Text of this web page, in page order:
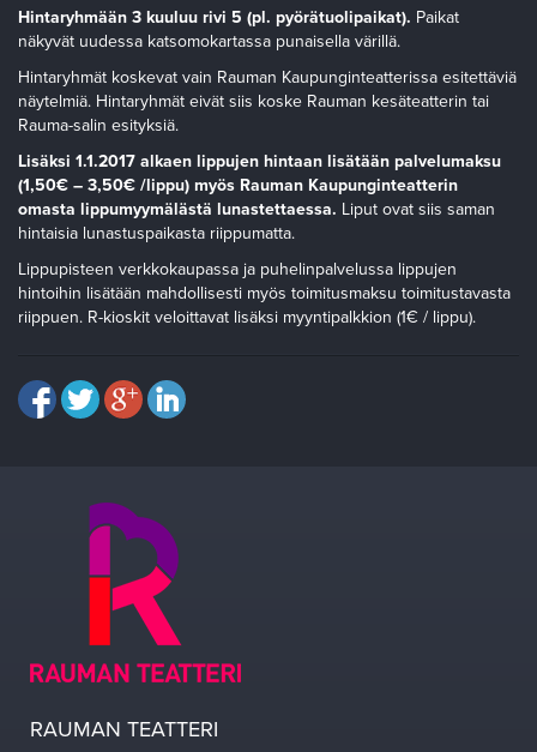
Hintaryhmään 3 kuuluu rivi 5 (pl. pyörätuolipaikat). Paikat
näkyvät uudessa katsomokartassa punaisella värillä.
Hintaryhmät koskevat vain Rauman Kaupunginteatterissa esitettäviä
näytelmiä. Hintaryhmät eivät siis koske Rauman kesäteatterin tai
Rauma-salin esityksiä.
Lisäksi 1.1.2017 alkaen lippujen hintaan lisätään palvelumaksu
(1,50€ – 3,50€ /lippu) myös Rauman Kaupunginteatterin
omasta lippumyymälästä lunastettaessa. Liput ovat siis saman
hintaisia lunastuspaikasta riippumatta.
Lippupisteen verkkokaupassa ja puhelinpalvelussa lippujen
hintoihin lisätään mahdollisesti myös toimitusmaksu toimitustavasta
riippuen. R-kioskit veloittavat lisäksi myyntipalkkion (1€ / lippu).
RAUMAN TEATTERI